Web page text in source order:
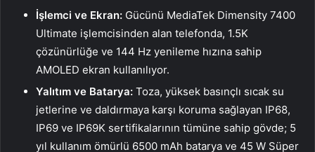
İşlemci ve Ekran: Gücünü MediaTek Dimensity 7400
Ultimate işlemcisinden alan telefonda, 1.5K
çözünürlüğe ve 144 Hz yenileme hızına sahip
AMOLED ekran kullanılıyor.
Yalıtım ve Batarya: Toza, yüksek basınçlı sıcak su
jetlerine ve daldırmaya karşı koruma sağlayan IP68,
IP69 ve IP69K sertifikalarının tümüne sahip gövde; 5
yıl kullanım ömürlü 6500 mAh batarya ve 45 W Süper